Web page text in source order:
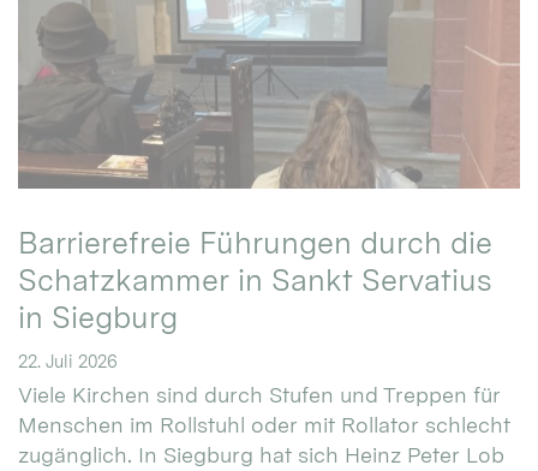
Barrierefreie Führungen durch die
Schatzkammer in Sankt Servatius
in Siegburg
22. Juli 2026
Viele Kirchen sind durch Stufen und Treppen für
Menschen im Rollstuhl oder mit Rollator schlecht
zugänglich. In Siegburg hat sich Heinz Peter Lob